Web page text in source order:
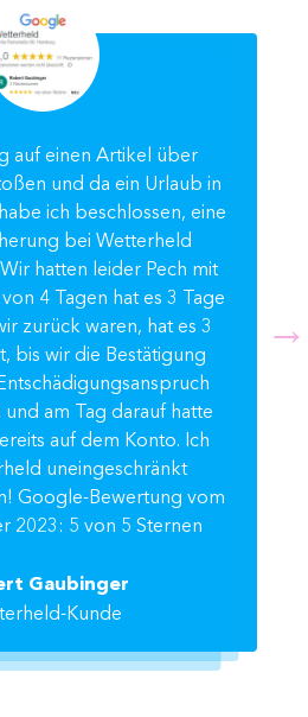
auf einen Artikel über
und da ein Urlaub in
ich beschlossen, eine
bei Wetterheld
hatten leider Pech mit
4 Tagen hat es 3 Tage
zurück waren, hat es 3
bis wir die Bestätigung
am Tag darauf hatte
auf dem Konto. Ich
uneingeschränkt
Google-Bewertung vom
2023: 5 von 5 Sternen
Gaubinger
Kunde